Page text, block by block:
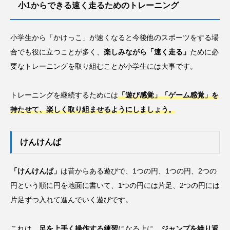
小1からできる速く走るためのトレーニング
小学生から「かけっこ」が速くなると今後他のスポーツをする場
合でも役に立つことが多く、 楽しみながら「速く走る」 ために必
要なトレーニングを取り組むことが小学生には大事です。
トレーニングを継続するためには「遊び感覚」「ゲーム感覚」を
持たせて、楽しく取り組ませるようにしましょう。
けんけんぱ
「けんけんぱ」 は昔からある遊びで、1つの円、1つの円、2つの
円という順に円を地面に書いて、1つの円には片足、2つの円には
片足ずつ入れて進んでいく遊びです。
これは、 足を上手く操作する練習になる上に、 ジャンプを繰り返